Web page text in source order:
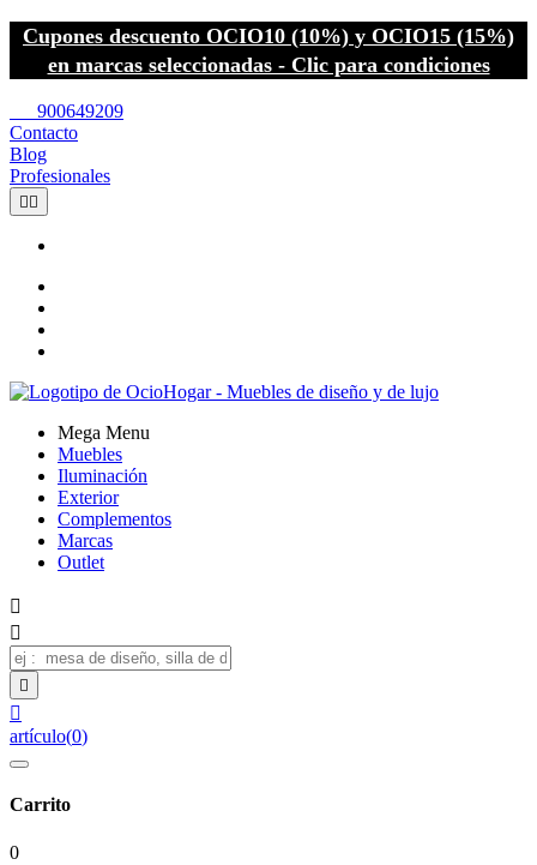
Cupones descuento OCIO10 (10%) y OCIO15 (15%)
en marcas seleccionadas - Clic para condiciones
900649209
Contacto
Blog
Profesionales
 
Mega Menu
Muebles
Iluminación
Exterior
Complementos
Marcas
Outlet




artículo(0)
Carrito
0